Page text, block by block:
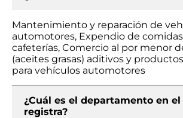
Mantenimiento y reparación de
automotores, Expendio de
cafeterías, Comercio al por menor
(aceites grasas) aditivos y
para vehículos automotores
¿Cuál es el departamento en el
registra?